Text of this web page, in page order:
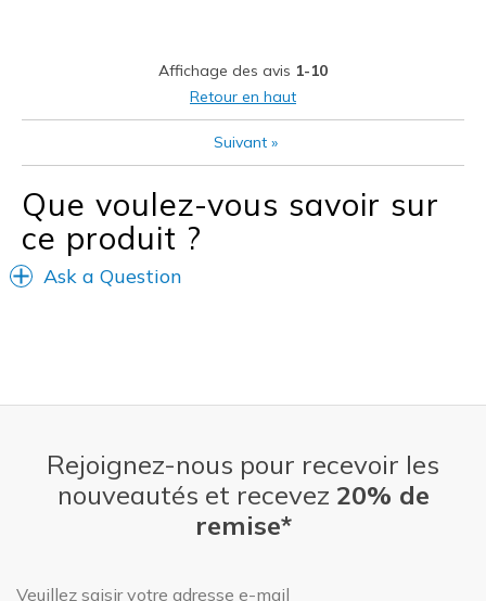
Les meilleures utilisations
Casual Wear
Travel
Width
Feels true to width
Sizing
Feels true to size
View On Shoes
I'm Into Shoes
Affichage des avis 1-10
Retour en haut
Suivant »
Que voulez-vous savoir sur
ce produit ?
Ask a Question
Rejoignez-nous pour recevoir les
nouveautés et recevez 20% de
remise*
Adresse e-mail